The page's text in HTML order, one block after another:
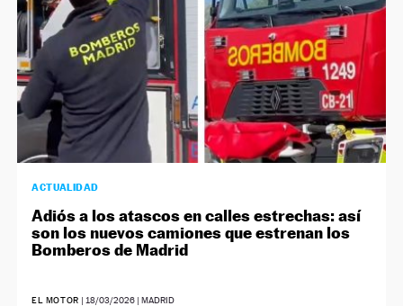
ACTUALIDAD
Adiós a los atascos en calles estrechas: así
son los nuevos camiones que estrenan los
Bomberos de Madrid
EL MOTOR | 18/03/2026| MADRID